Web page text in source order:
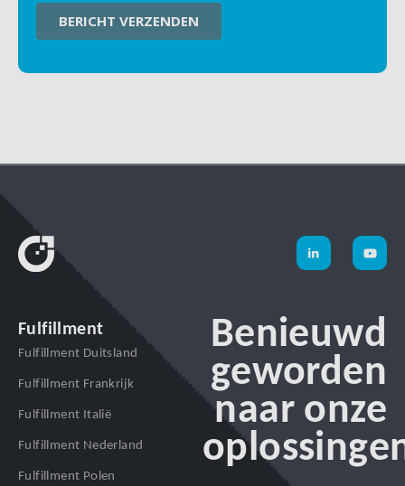
Fulfillment
Fulfillment Duitsland
Fulfillment Frankrijk
Fulfillment Italië
Fulfillment Nederland
Fulfillment Polen
Benieuwd
geworden
naar onze